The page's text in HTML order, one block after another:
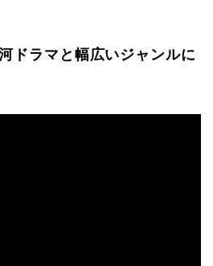
ドラマと幅広いジャンルに